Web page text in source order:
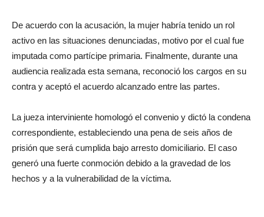
De acuerdo con la acusación, la mujer habría tenido un rol
activo en las situaciones denunciadas, motivo por el cual fue
imputada como partícipe primaria. Finalmente, durante una
audiencia realizada esta semana, reconoció los cargos en su
contra y aceptó el acuerdo alcanzado entre las partes.
La jueza interviniente homologó el convenio y dictó la condena
correspondiente, estableciendo una pena de seis años de
prisión que será cumplida bajo arresto domiciliario. El caso
generó una fuerte conmoción debido a la gravedad de los
hechos y a la vulnerabilidad de la víctima.